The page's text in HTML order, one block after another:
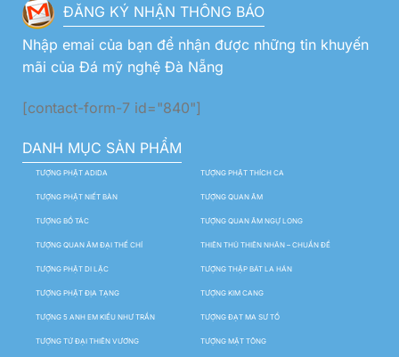
ĐĂNG KÝ NHẬN THÔNG BÁO
Nhập emai của bạn để nhận được những tin khuyến
mãi của Đá mỹ nghệ Đà Nẵng
[contact-form-7 id="840"]
DANH MỤC SẢN PHẨM
TƯỢNG PHẬT ADIDA TƯỢNG PHẬT THÍCH CA
TƯỢNG PHẬT NIẾT BÀN TƯỢNG QUAN ÂM
TƯỢNG BỒ TÁC TƯỢNG QUAN ÂM NGỰ LONG
TƯỢNG QUAN ÂM ĐẠI THẾ CHÍ THIÊN THỦ THIÊN NHÃN – CHUẨN ĐỀ
TƯỢNG PHẬT DI LẶC TƯỢNG THẬP BÁT LA HÁN
TƯỢNG PHẬT ĐỊA TẠNG TƯỢNG KIM CANG
TƯỢNG 5 ANH EM KIỀU NHƯ TRẦN TƯỢNG ĐẠT MA SƯ TỔ
TƯỢNG TỨ ĐẠI THIÊN VƯƠNG TƯỢNG MẬT TÔNG